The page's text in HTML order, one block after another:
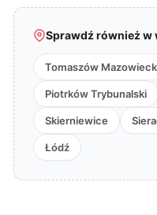
Sprawdź również w
Tomaszów
Piotrków Trybunalski
Skierniewice
Łódź